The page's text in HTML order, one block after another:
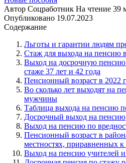
Автор Соцработник На чтение 39
Опубликовано 19.07.2023
Содержание
Льготы и гарантии людям
Стаж для выхода на пенсию
Выход на досрочную
стаже 37 лет и 42 года
Пенсионный возраст в 2022
Во сколько лет выходят на
мужчины
Таблица выхода на пенсию
Досрочный выход на пенсию
Выход на пенсию по
Пенсионный возраст в
местностях, приравненных
Выход на пенсию учителей и